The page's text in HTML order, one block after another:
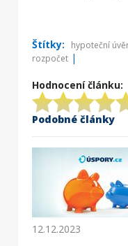
Štítky:
hypoteční
rozpočet |
Hodnocení článku:
Podobné články
12.12.2023